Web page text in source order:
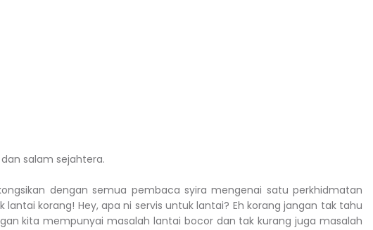
salam sejahtera.
dengan semua pembaca syira mengenai satu perkhidmatan
lantai korang! Hey, apa ni servis untuk lantai? Eh korang jangan tak tahu
kita mempunyai masalah lantai bocor dan tak kurang juga masalah